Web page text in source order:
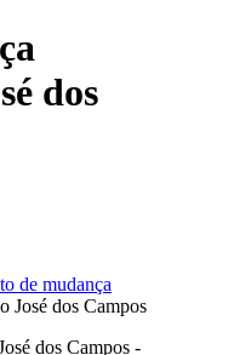
dos
de mudança
José dos Campos